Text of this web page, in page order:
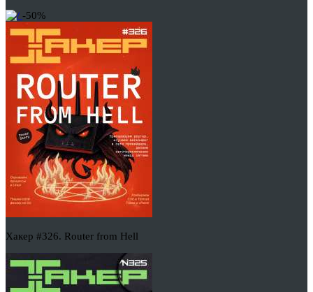
-50%
Хакер #326. Router from Hell